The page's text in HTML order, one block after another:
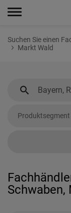
Suchen Sie einen
Markt Wald
Produktsegment
Schwaben,